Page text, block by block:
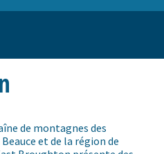
de montagnes des
et de la région de